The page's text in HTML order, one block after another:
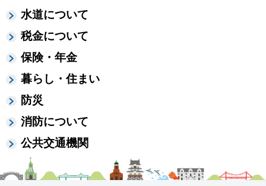
水道について
税金について
保険・年金
暮らし・住まい
防災
消防について
公共交通機関